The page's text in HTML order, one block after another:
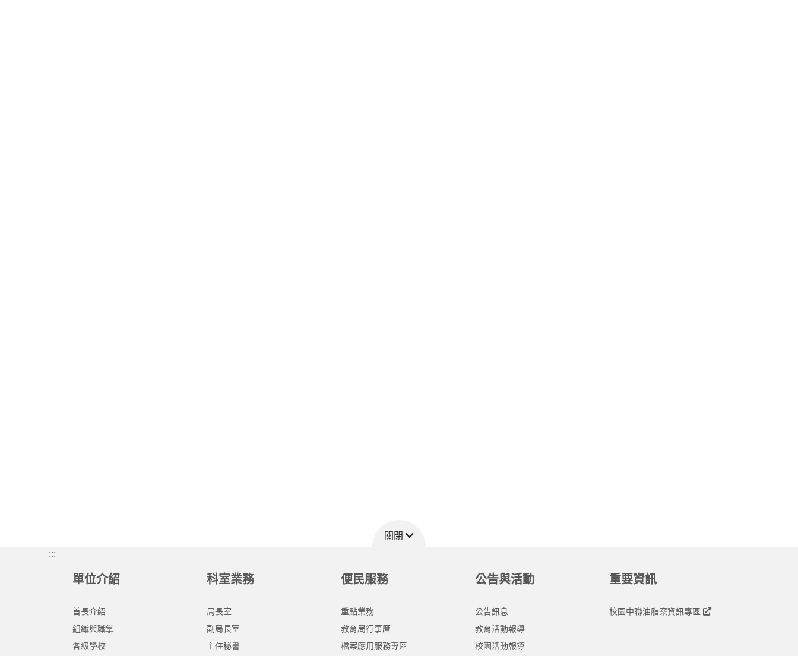
關閉
:::
單位介紹
首長介紹
組織與職掌
各級學校
科室業務
局長室
副局長室
主任秘書
便民服務
重點業務
教育局行事曆
檔案應用服務專區
公告與活動
公告訊息
教育活動報導
校園活動報導
重要資訊
校園中聯油脂案資訊專區